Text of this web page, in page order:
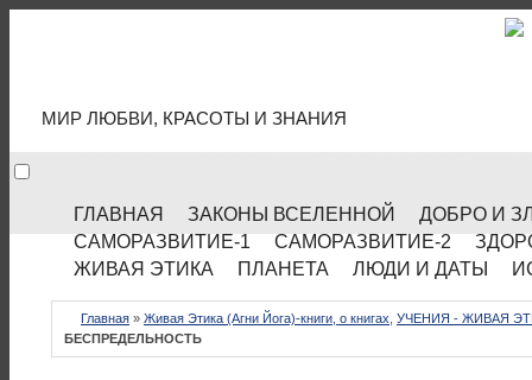
МИР ЛЮБВИ, КРАСОТЫ И ЗНАНИЯ
ГЛАВНАЯ ЗАКОНЫ ВСЕЛЕННОЙ
ДОБРО И
САМОРАЗВИТИЕ-1
САМОРАЗВИТИЕ-2
ЖИВАЯ ЭТИКА
ПЛАНЕТА ЛЮДИ И ДАТЫ
Главная » Живая Этика (Агни Йога)-книги, о книгах УЧЕНИЯ - ЖИВАЯ
БЕСПРЕДЕЛЬНОСТЬ